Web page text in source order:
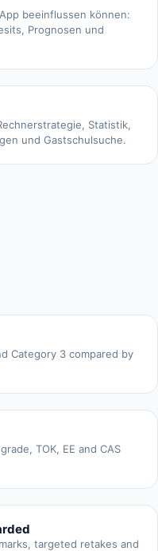
beeinflussen können:
Prognosen und
Statistik,
und Gastschulsuche.
Category 3 compared by
TOK, EE and CAS
targeted retakes and